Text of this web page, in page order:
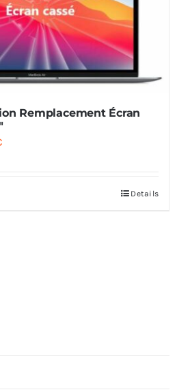
Remplacement Écran
Le
Details